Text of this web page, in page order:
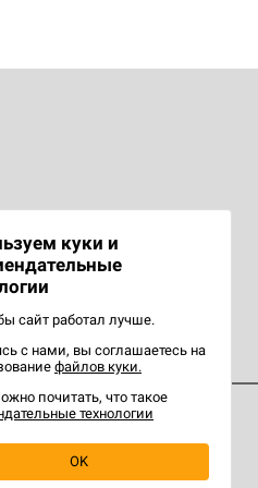
куки и
сайт работал лучше.
с нами, вы соглашаетесь на
файлов куки.
почитать, что такое
технологии
OK